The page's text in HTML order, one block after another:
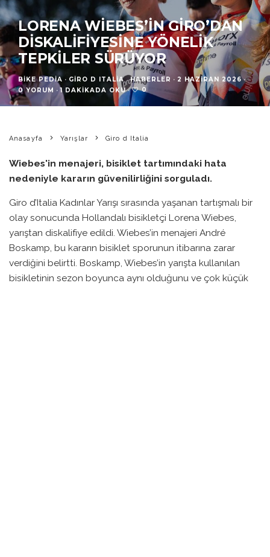
LORENA WIEBES’IN GIRO’DAN
DISKALIFIYESINE YÖNELIK
TEPKILER SÜRÜYOR
BIKE PEDIA · GIRO D ITALIA HABERLER · 2 HAZIRAN 2026 ·
0 YORUM · 1 DAKIKADA OKU · 0
Anasayfa Yarışlar Giro d Italia
Wiebes'in menajeri, bisiklet tartımındaki hata
nedeniyle kararın güvenilirliğini sorguladı.
Giro d’Italia Kadınlar Yarışı sırasında yaşanan tartışmalı bir
olay sonucunda Hollandalı bisikletçi Lorena Wiebes,
yarıştan diskalifiye edildi. Wiebes’in menajeri André
Boskamp, bu kararın bisiklet sporunun itibarına zarar
verdiğini belirtti. Boskamp, Wiebes’in yarışta kullanılan
bisikletinin sezon boyunca aynı olduğunu ve çok küçük